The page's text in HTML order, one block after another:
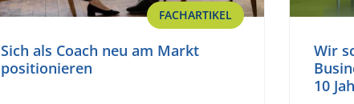
FACHARTIKEL
Sich als Coach neu am Markt
positionieren
Wir
10